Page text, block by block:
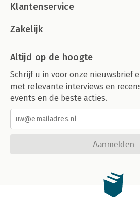
Klantenservice
Zakelijk
Altijd op de hoogte
Schrijf u in voor onze nieuwsbrief
met relevante interviews en
events en de beste acties.
Aanmelden